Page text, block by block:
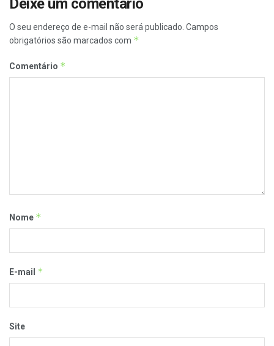
Deixe um comentário
O seu endereço de e-mail não será publicado. Campos
obrigatórios são marcados com *
Comentário *
Nome *
E-mail *
Site